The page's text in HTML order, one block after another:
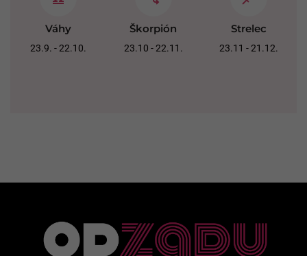
Váhy
23.9. - 22.10.
Škorpión
23.10 - 22.11.
Strelec
23.11 - 21.12.